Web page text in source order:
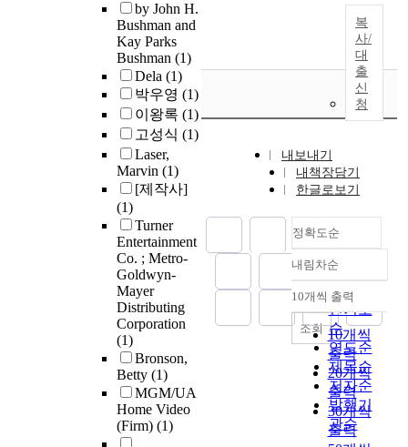
by John H.
Bushman and
Kay Parks
Bushman (1)
Dela (1)
박우영 (1)
이왕록 (1)
고성식 (1)
Laser,
Marvin (1)
[제작사]
(1)
Turner
Entertainment
Co. ; Metro-
Goldwyn-
Mayer
Distributing
Corporation
(1)
Bronson,
Betty (1)
MGM/UA
Home Video
(Firm) (1)
복
사/
대
출
신
청
내보내기
내책장담기
한글로보기
정확도순
정확도
순
인기도
순
연도순
제목순
저자순
발행기
관순
내림차순
내림차순
10개씩 출력
10개씩
출력
20개씩
출력
30개씩
출력
조회